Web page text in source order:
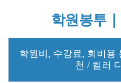
학원봉투
학원비, 수강료, 회비용
천 / 컬러